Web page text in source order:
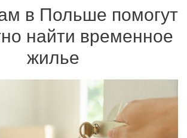
в Польше помогут
найти временное
жилье